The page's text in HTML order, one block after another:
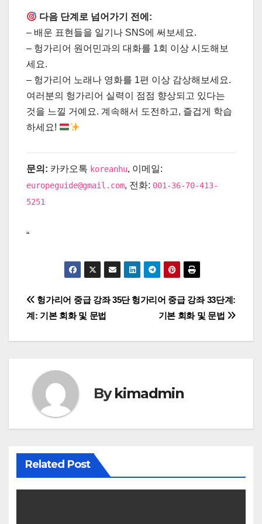
다음 단계로 넘어가기 전에:
– 배운 표현들을 일기나 SNS에 써보세요.
– 헝가리어 원어민과의 대화를 1회 이상 시도해보
세요.
– 헝가리어 노래나 영화를 1편 이상 감상해보세요.
여러분의 헝가리어 실력이 점점 향상되고 있다는
것을 느낄 거예요. 계속해서 도전하고, 즐겁게 학습
하세요!
문의: 카카오톡 koreanhu, 이메일:
europeguide@gmail.com, 전화: 001-36-70-413-
5251
“
글
탐
헝가리어 중급 강좌 33단계:
기본 회화 및 문법
헝가리어 중급 강좌 35단
계: 기본 회화 및 문법
Bykimadmin
Related Post